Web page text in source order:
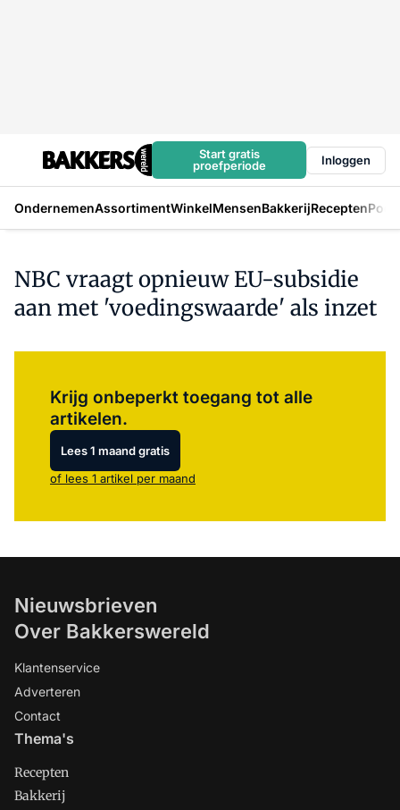
Start gratis
proefperiode
Inloggen
OndernemenAssortimentWinkelMensenBakkerijRecepten
NBC vraagt opnieuw EU-subsidie
aan met 'voedingswaarde' als inzet
Krijg onbeperkt toegang tot alle
artikelen.
Lees 1 maand gratis
of lees 1 artikel per maand
Nieuwsbrieven
Over Bakkerswereld
Klantenservice
Adverteren
Contact
Thema's
Recepten
Bakkerij